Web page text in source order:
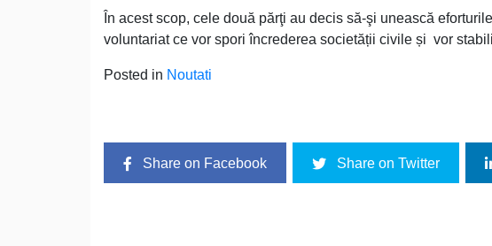
În acest scop, cele două părţi au decis să-şi unească
voluntariat ce vor spori încrederea societății civile și vor
Posted in Noutati
Share on Facebook Share on Twitter